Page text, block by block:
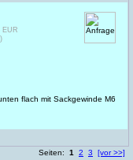
flach mit Sackgewinde M6
EUR
Seiten: 1 2 3 [vor >>]